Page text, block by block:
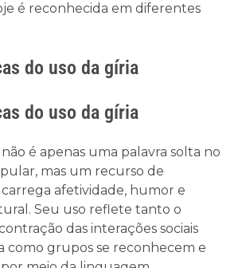
é reconhecida em diferentes
do uso da gíria
do uso da gíria
não é apenas uma palavra solta no
mas um recurso de
afetividade, humor e
Seu uso reflete tanto o
das interações sociais
como grupos se reconhecem e